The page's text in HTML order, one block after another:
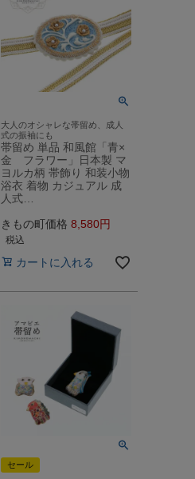
大人のオシャレな帯留め、成人
式の振袖にも
帯留め 単品 和風館「青×
金 フラワー」日本製 マ
ヨルカ柄 帯飾り 和装小物
浴衣 着物 カジュアル 成
人式…
きもの町価格 8,580
税込
カートに入れる
セール